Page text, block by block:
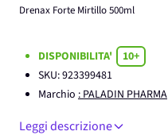
Drenax Forte Mirtillo 500ml
DISPONIBILITA'
10+
SKU:923399481
Marchio : PALADIN PHARMA
Leggi descrizione